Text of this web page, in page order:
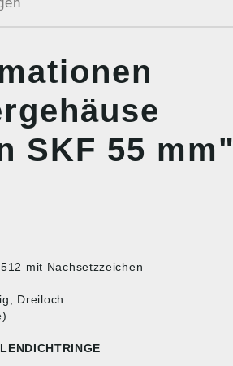
SKF 55 mm"
mit Nachsetzzeichen
Dreiloch